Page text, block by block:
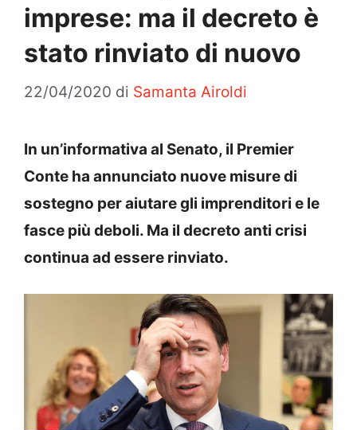
imprese: ma il decreto è
stato rinviato di nuovo
22/04/2020 di Samanta Airoldi
In un’informativa al Senato, il Premier
Conte ha annunciato nuove misure di
sostegno per aiutare gli imprenditori e le
fasce più deboli. Ma il decreto anti crisi
continua ad essere rinviato.